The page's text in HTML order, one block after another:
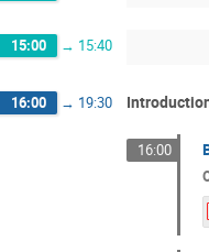
15:00 → 15:40
16:00 → 19:30
16:00